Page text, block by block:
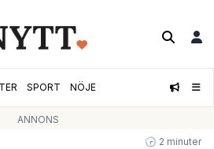
SPORT NÖJE
ANNONS
🕝 2 minuter